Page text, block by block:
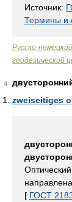
Источник:
Термины и
Русско-
геодезический
4
zweiseitiges
[ ГОСТ